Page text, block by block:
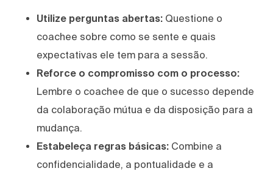
Utilize perguntas abertas: Questione o
coachee sobre como se sente e quais
expectativas ele tem para a sessão.
Reforce o compromisso com o processo:
Lembre o coachee de que o sucesso depende
da colaboração mútua e da disposição para a
mudança.
Estabeleça regras básicas: Combine a
confidencialidade, a pontualidade e a